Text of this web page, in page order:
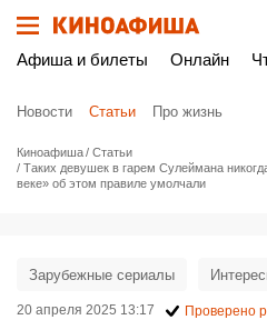
Афиша и билеты Онлайн
Новости Статьи Про жизнь
Киноафиша
Статьи
Таких девушек в гарем Сулеймана
веке» об этом правиле умолчали
Зарубежные сериалы
20 апреля 2025 13:17 Проверено